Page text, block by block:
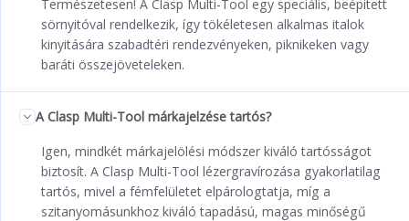
Természetesen! A Clasp Multi-Tool egy speciális, beépített
sörnyitóval rendelkezik, így tökéletesen alkalmas italok
kinyitására szabadtéri rendezvényeken, piknikeken vagy
baráti összejöveteleken.
A Clasp Multi-Tool márkajelzése tartós?
Igen, mindkét márkajelölési módszer kiváló tartósságot
biztosít. A Clasp Multi-Tool lézergravírozása gyakorlatilag
tartós, mivel a fémfelületet elpárologtatja, míg a
szitanyomásunkhoz kiváló tapadású, magas minőségű